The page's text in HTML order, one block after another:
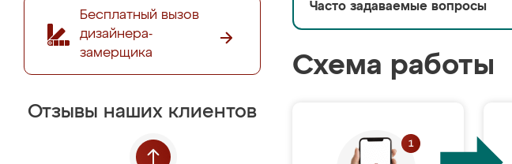
Бесплатный вызов
дизайнера-
замерщика
Отзывы наших клиентов
Часто задаваемые вопросы
Схема работы